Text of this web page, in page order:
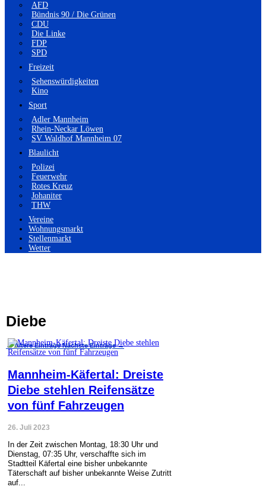
AFD
Bündnis 90 / Die Grünen
CDU
Die Linke
FDP
SPD
Freizeit
Sehenswürdigkeiten
Kino
Sport
Adler Mannheim
Rhein-Neckar Löwen
SV Waldhof Mannheim 07
Blaulicht
Polizei
Feuerwehr
Rotes Kreuz
Johaniter
THW
Vereine
Wohnungsmarkt
Stellenmarkt
Wetter
Diebe
←Ältere Einträge Nächste Einträge→
Mannheim-Käfertal: Dreiste
Diebe stehlen Reifensätze
von fünf Fahrzeugen
26. Juli 2023
In der Zeit zwischen Montag, 18:30 Uhr und
Dienstag, 07:35 Uhr, verschaffte sich im
Stadtteil Käfertal eine bisher unbekannte
Täterschaft auf bisher unbekannte Weise Zutritt
auf...